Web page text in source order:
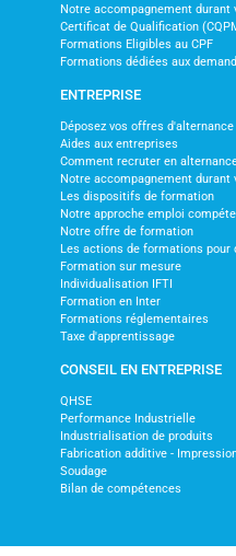
Notre accompagnement durant
Certificat de Qualification
Formations Eligibles au CPF
Formations dédiées aux
ENTREPRISE
Déposez vos offres d'alternance
Aides aux entreprises
Comment recruter en
Notre accompagnement durant
Les dispositifs de formation
Notre approche emploi
Notre offre de formation
Les actions de formations pour
Formation sur mesure
Individualisation IFTI
Formation en Inter
Formations réglementaires
Taxe d'apprentissage
CONSEIL EN ENTREPRISE
QHSE
Performance Industrielle
Industrialisation de produits
Fabrication additive -
Soudage
Bilan de compétences